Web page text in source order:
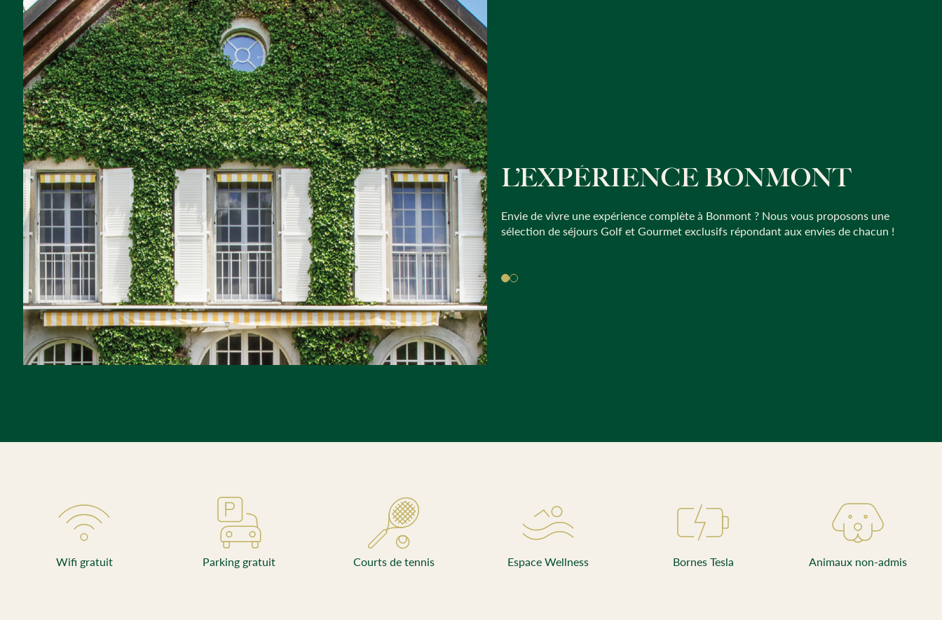
L’EXPÉRIENCE BONMONT
Envie de vivre une expérience complète à Bonmont ? Nous vous proposons une
sélection de séjours Golf et Gourmet exclusifs répondant aux envies de chacun !
Wifi gratuit Parking gratuit Courts de tennis Espace Wellness Bornes Tesla Animaux non-admis